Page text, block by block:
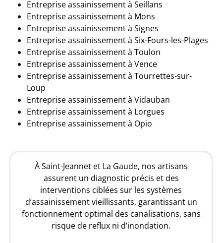
Entreprise assainissement à Seillans
Entreprise assainissement à Mons
Entreprise assainissement à Signes
Entreprise assainissement à Six-Fours-les-Plages
Entreprise assainissement à Toulon
Entreprise assainissement à Vence
Entreprise assainissement à Tourrettes-sur-
Loup
Entreprise assainissement à Vidauban
Entreprise assainissement à Lorgues
Entreprise assainissement à Opio
À Saint-Jeannet et La Gaude, nos artisans
assurent un diagnostic précis et des
interventions ciblées sur les systèmes
d’assainissement vieillissants, garantissant un
fonctionnement optimal des canalisations, sans
risque de reflux ni d’inondation.